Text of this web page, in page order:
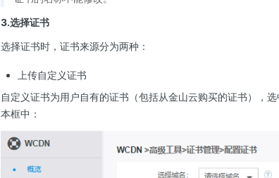
3.选择证书
选择证书时，证书来源分为两种：
上传自定义证书
自定义证书为用户自有的证书（包括从金山云购买的证书），
本框中：